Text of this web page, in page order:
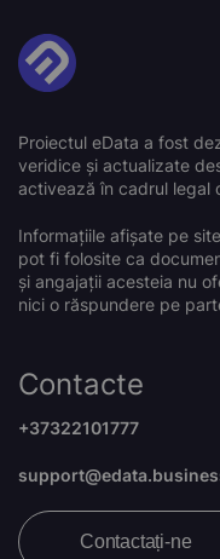
Proiectul eData a fost
veridice și actualizate
activează în cadrul legal
Informațiile afișate pe
pot fi folosite ca
și angajații acesteia nu
nici o răspundere pe
Contacte
+37322101777
Contactați-ne